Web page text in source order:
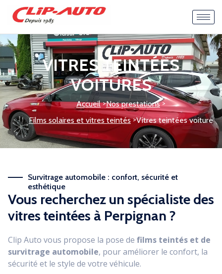
VITRES TEINTÉES
VOITURES
Accueil >Nos prestations >
Films solaires et vitres teintés >Vitres teintées voiture
Survitrage automobile : confort, sécurité et
esthétique
Vous recherchez un spécialiste des
vitres teintées à Perpignan ?
Clip Auto vous propose la pose de films teintés et de
survitrage automobile, pour améliorer le confort, la
sécurité et le style de votre véhicule.